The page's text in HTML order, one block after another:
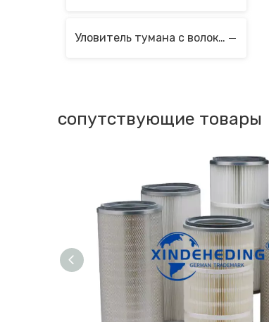
Уловитель тумана с волоконным слоем
сопутствующие товары